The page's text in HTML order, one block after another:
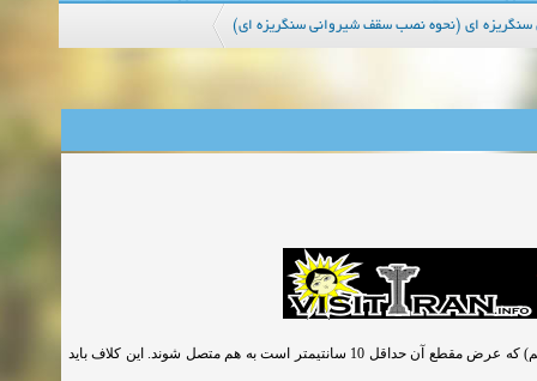
سنگریزه ای (نحوه نصب سقف شیروانی سنگریزه ای)
در صورت تجاوز دهانه تیرچه ها از 4 متر باید تیرچه ها بوسیله یک کلاف عرضی (تای بیم) که عرض مقطع آن حداقل 10 سانتیمتر است به هم متصل شوند. این کلاف باید